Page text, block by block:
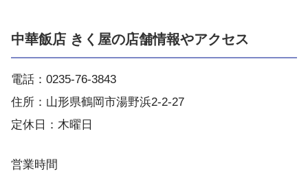
中華飯店 きく屋の店舗情報やアクセス
電話：0235-76-3843
住所：山形県鶴岡市湯野浜2-2-27
定休日：木曜日
営業時間